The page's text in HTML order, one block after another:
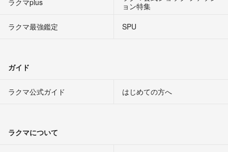
ラクマplus
ョン特集
ラクマ最強鑑定
SPU
ガイド
ラクマ公式ガイド はじめての方へ
ラクマについて